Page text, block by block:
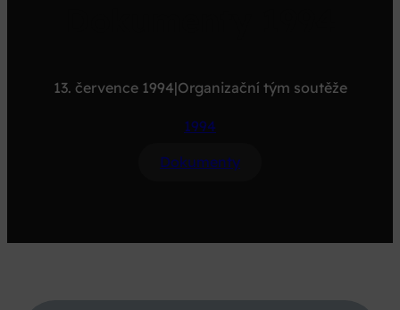
13. července 1994|Organizační tým soutěže
1994
Dokumenty